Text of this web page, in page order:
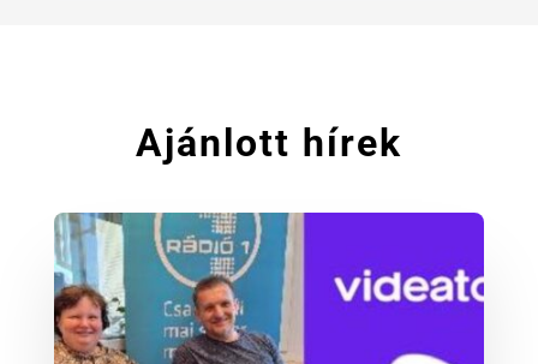
Ajánlott hírek